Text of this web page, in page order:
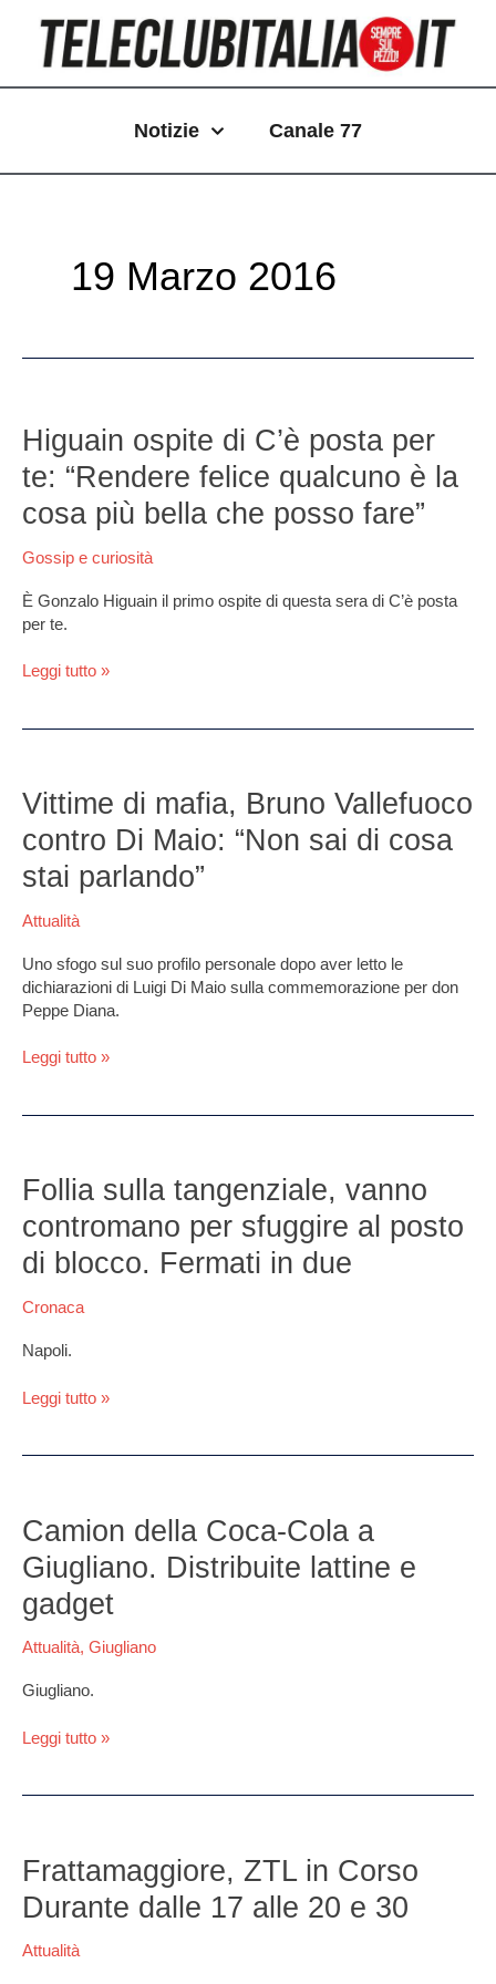
contenuto
Notizie Canale 77
19 Marzo 2016
Higuain ospite di C’è posta per
te: “Rendere felice qualcuno è la
cosa più bella che posso fare”
Gossip e curiosità
È Gonzalo Higuain il primo ospite di questa sera di C’è posta
per te.
ospite
di
C’è
per
te:
“Rendere
felice
qualcuno
la
bella
fare”
Leggi tutto »
Vittime di mafia, Bruno Vallefuoco
contro Di Maio: “Non sai di cosa
stai parlando”
Attualità
Uno sfogo sul suo profilo personale dopo aver letto le
dichiarazioni di Luigi Di Maio sulla commemorazione per don
Peppe Diana.
di
mafia,
Bruno
Vallefuoco
contro
Di
“Non
sai
di
stai
Leggi tutto »
Follia sulla tangenziale, vanno
contromano per sfuggire al posto
di blocco. Fermati in due
Cronaca
Napoli.
sulla
tangenziale,
vanno
contromano
per
sfuggire
posto
blocco.
due
Leggi tutto »
Camion della Coca-Cola a
Giugliano. Distribuite lattine e
gadget
Attualità, Giugliano
Giugliano.
della
Coca-
Cola
Giugliano.
Distribuite
e
Leggi tutto »
Frattamaggiore, ZTL in Corso
Durante dalle 17 alle 20 e 30
Attualità
ZTL
in
Corso
dalle
articoli